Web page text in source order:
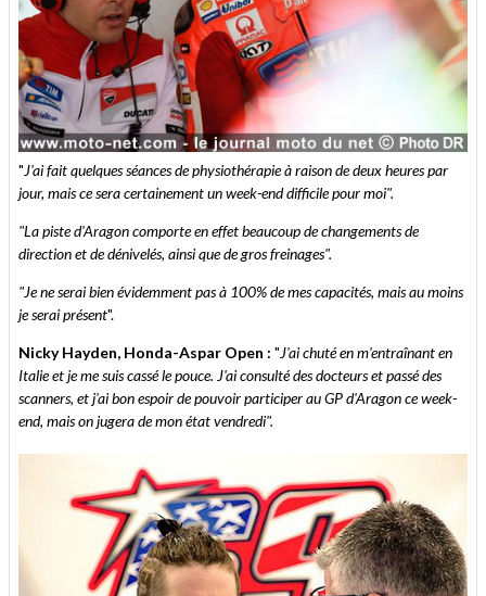
"J'ai fait quelques séances de physiothérapie à raison de deux heures par
jour, mais ce sera certainement un week-end difficile pour moi".
"La piste d'Aragon comporte en effet beaucoup de changements de
direction et de dénivelés, ainsi que de gros freinages".
"Je ne serai bien évidemment pas à 100% de mes capacités, mais au moins
je serai présent".
Nicky Hayden, Honda-Aspar Open : "J'ai chuté en m'entraînant en
Italie et je me suis cassé le pouce. J'ai consulté des docteurs et passé des
scanners, et j'ai bon espoir de pouvoir participer au GP d'Aragon ce week-
end, mais on jugera de mon état vendredi".